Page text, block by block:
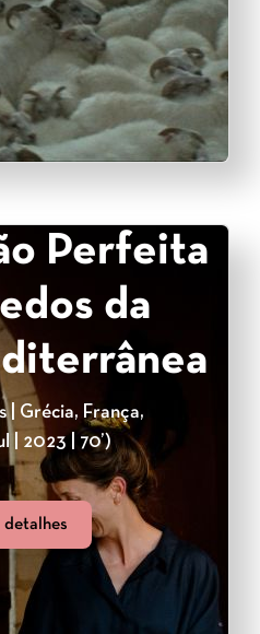
Perfeita
da
| Grécia, França,
| 2023 | 70’)
detalhes